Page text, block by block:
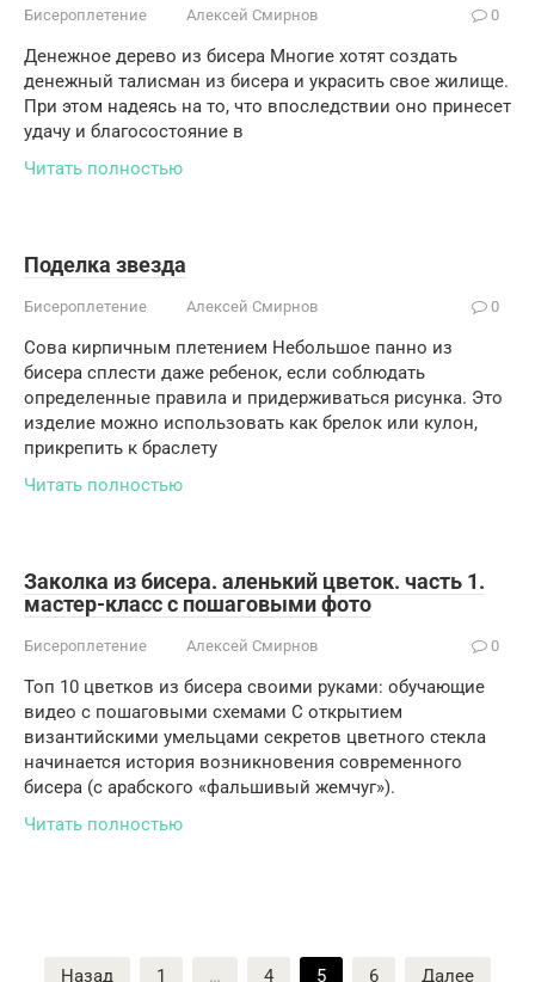
Бисероплетение Алексей Смирнов 0
Денежное дерево из бисера Многие хотят создать
денежный талисман из бисера и украсить свое жилище.
При этом надеясь на то, что впоследствии оно принесет
удачу и благосостояние в
Читать полностью
Поделка звезда
Бисероплетение Алексей Смирнов 0
Сова кирпичным плетением Небольшое панно из
бисера сплести даже ребенок, если соблюдать
определенные правила и придерживаться рисунка. Это
изделие можно использовать как брелок или кулон,
прикрепить к браслету
Читать полностью
Заколка из бисера. аленький цветок. часть 1.
мастер-класс с пошаговыми фото
Бисероплетение Алексей Смирнов 0
Топ 10 цветков из бисера своими руками: обучающие
видео с пошаговыми схемами С открытием
византийскими умельцами секретов цветного стекла
начинается история возникновения современного
бисера (с арабского «фальшивый жемчуг»).
Читать полностью
Пагинация
Назад 1 … 4 5 6 Далее